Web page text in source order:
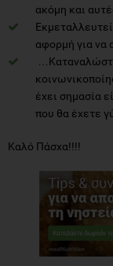
ακόμη και
αφορμή για να
έχει σημασία
που θα έχετε
Καλό Πάσχα!!!!